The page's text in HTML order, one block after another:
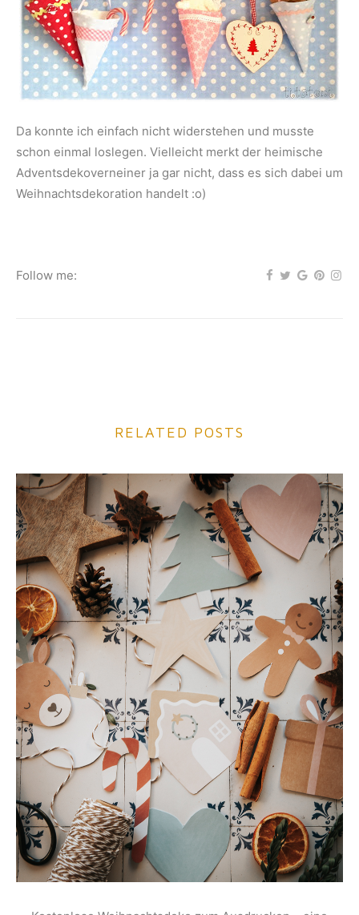
Da konnte ich einfach nicht widerstehen und musste
schon einmal loslegen. Vielleicht merkt der heimische
Adventsdekoverneiner ja gar nicht, dass es sich dabei um
Weihnachtsdekoration handelt :o)
Follow me:
RELATED POSTS